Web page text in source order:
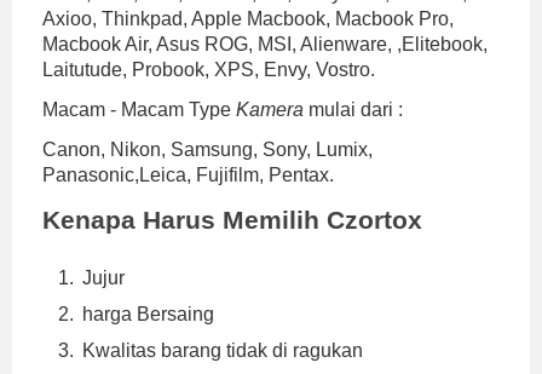
Axioo, Thinkpad, Apple Macbook, Macbook Pro,
Macbook Air, Asus ROG, MSI, Alienware, ,Elitebook,
Laitutude, Probook, XPS, Envy, Vostro.
Macam - Macam Type Kamera mulai dari :
Canon, Nikon, Samsung, Sony, Lumix,
Panasonic,Leica, Fujifilm, Pentax.
Kenapa Harus Memilih Czortox
Jujur
harga Bersaing
Kwalitas barang tidak di ragukan